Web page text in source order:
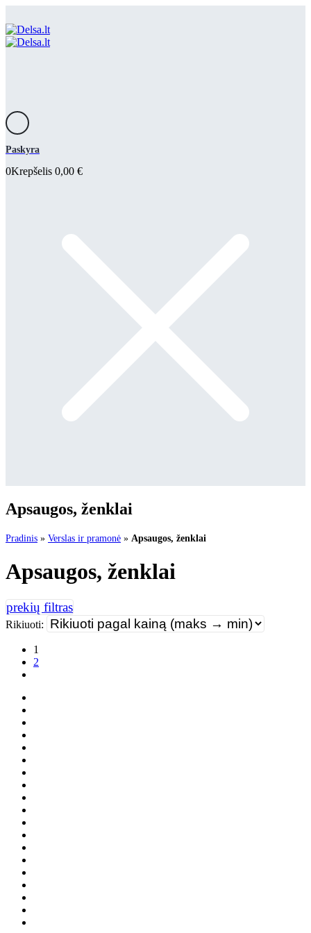
Paskyra
0Krepšelis 0,00 €
Apsaugos, ženklai
Pradinis » Verslas ir pramonė » Apsaugos, ženklai
Apsaugos, ženklai
Rikiuoti:
1
2